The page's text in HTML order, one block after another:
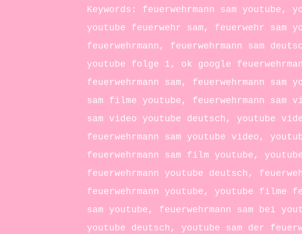
Keywords: feuerwehrmann sam youtube,
youtube feuerwehr sam, feuerwehr sam
feuerwehrmann, feuerwehrmann sam
youtube folge 1, ok google
feuerwehrmann sam, feuerwehrmann sam
sam filme youtube, feuerwehrmann sam
sam video youtube deutsch, youtube
feuerwehrmann sam youtube video,
feuerwehrmann sam film youtube,
feuerwehrmann youtube deutsch,
feuerwehrmann youtube, youtube filme
sam youtube, feuerwehrmann sam bei
youtube deutsch, youtube sam der